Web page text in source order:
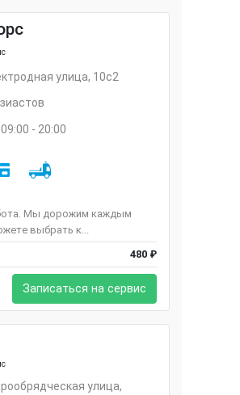
улица, 10с2
- 20:00
Мы дорожим каждым
выбрать к...
480 ₽
Записаться на сервис
улица,